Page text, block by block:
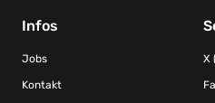
Infos
Jobs
Kontakt
X